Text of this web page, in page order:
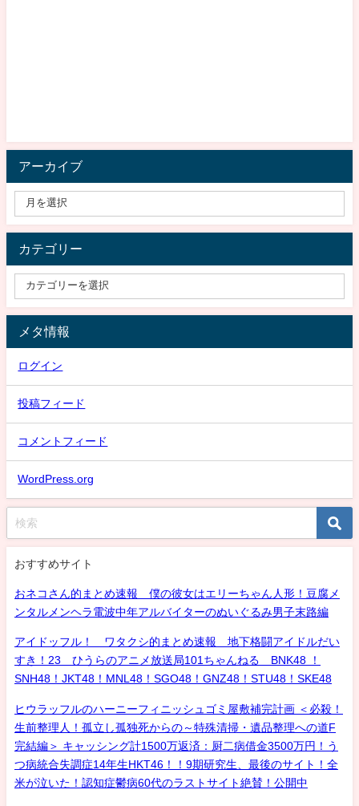
アーカイブ
カテゴリー
メタ情報
ログイン
投稿フィード
コメントフィード
WordPress.org
おすすめサイト
おネコさん的まとめ速報 僕の彼女はエリーちゃん人形！豆腐メ
ンタルメンヘラ電波中年アルバイターのぬいぐるみ男子末路編
アイドッフル！ ワタクシ的まとめ速報 地下格闘アイドルだい
すき！23 ひうらのアニメ放送局101ちゃんねる BNK48 ！
SNH48！JKT48！MNL48！SGO48！GNZ48！STU48！SKE48
ヒウラッフルのハーニーフィニッシュゴミ屋敷補完計画 ＜必殺！
生前整理人！孤立し孤独死からの～特殊清掃・遺品整理への道F
完結編＞ キャッシング計1500万返済：厨二病借金3500万円！う
つ病統合失調症14年生HKT46！！9期研究生、最後のサイト！全
米が泣いた！認知症鬱病60代のラストサイト絶賛！公開中